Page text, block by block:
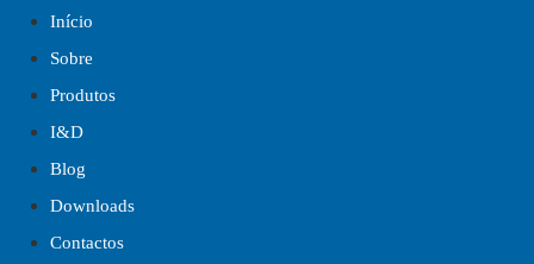
Início
Sobre
Produtos
I&D
Blog
Downloads
Contactos